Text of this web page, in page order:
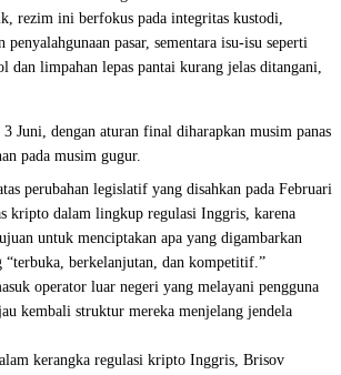
rezim ini berfokus pada integritas kustodi,
penyalahgunaan pasar, sementara isu-isu seperti
dan limpahan lepas pantai kurang jelas ditangani,
Juni, dengan aturan final diharapkan musim panas
pada musim gugur.
perubahan legislatif yang disahkan pada Februari
kripto dalam lingkup regulasi Inggris, karena
untuk menciptakan apa yang digambarkan
“terbuka, berkelanjutan, dan kompetitif.”
operator luar negeri yang melayani pengguna
kembali struktur mereka menjelang jendela
kerangka regulasi kripto Inggris, Brisov